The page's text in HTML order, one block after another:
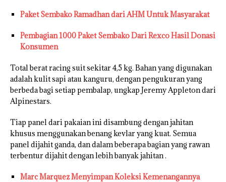
Paket Sembako Ramadhan dari AHM Untuk Masyarakat
Pembagian 1000 Paket Sembako Dari Rexco Hasil Donasi
Konsumen
Total berat racing suit sekitar 4,5 kg. Bahan yang digunakan
adalah kulit sapi atau kanguru, dengan pengukuran yang
berbeda bagi setiap pembalap, ungkap Jeremy Appleton dari
Alpinestars.
Tiap panel dari pakaian ini disambung dengan jahitan
khusus menggunakan benang kevlar yang kuat. Semua
panel dijahit ganda, dan dalam beberapa bagian yang rawan
terbentur dijahit dengan lebih banyak jahitan .
Marc Marquez Menyimpan Koleksi Kemenangannya